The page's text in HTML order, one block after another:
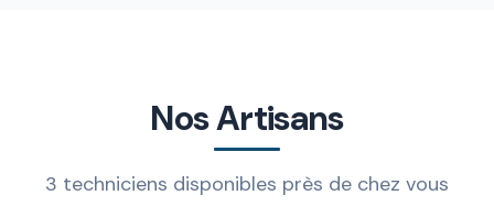
Nos Artisans
3 techniciens disponibles près de chez vous